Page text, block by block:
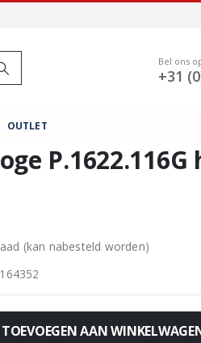
Bel ons
+31
OUTLET
P.1622.116G
(kan nabesteld worden)
TOEVOEGEN AAN